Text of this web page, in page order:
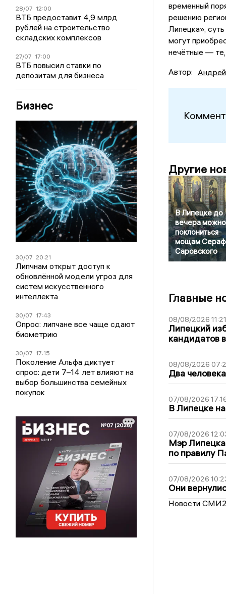
28/07 12:00
ВТБ предоставит 4,9 млрд
рублей на строительство
складских комплексов
27/07 17:00
ВТБ повысил ставки по
депозитам для бизнеса
Бизнес
30/07 20:21
Липчнам открыт доступ к
обновлённой модели угроз для
систем искусственного
интеллекта
30/07 17:43
Опрос: липчане все чаще сдают
биометрию
30/07 17:15
Поколение Альфа диктует
спрос: дети 7–14 лет влияют на
выбор большинства семейных
покупок
временный
решению
Липецка»,
могут
нечётные —
Автор:
Другие
В Липецке до
вечера можно
поклониться
мощам
Саровского
Главные
08/08/2026 11:21
Липецкий
кандидатов
08/08/2026
Два
07/08/2026
В Липецке
07/08/2026
Мэр
по правилу
07/08/2026
Они
Новости СМИ2